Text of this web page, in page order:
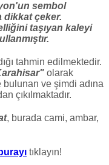
sembol
dikkat çeker.
taşıyan kaleyi
tahmin edilmektedir.
olarak
bulunan ve şimdi adına
çıkılmaktadır.
, burada cami, ambar,
burayı tıklayın!